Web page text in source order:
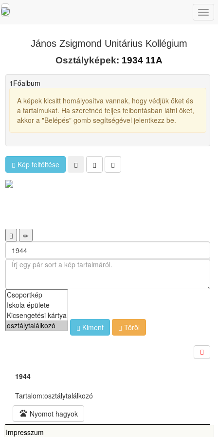
János Zsigmond Unitárius Kollégium
Osztályképek: 1934 11A
1 Főalbum
A képek kicsitt homályosítva vannak, hogy védjük őket és
a tartalmukat. Ha szeretnéd teljes felbontásban látni őket,
akkor a "Belépés" gomb segítségével jelentkezz be.
Kép feltöltése
Kiment Töröl
1944
Tartalom:osztálytalálkozó
pets Nyomot hagyok
Impresszum